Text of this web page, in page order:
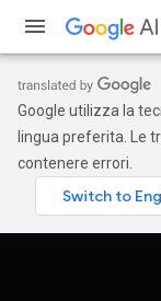
Google utilizza la
lingua preferita. Le
contenere errori.